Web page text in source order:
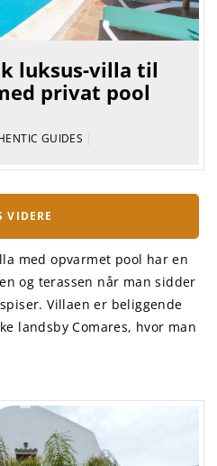
luksus-villa til
privat pool
GUIDES |
VIDERE
med opvarmet pool har en
og terassen når man sidder
Villaen er beliggende
landsby Comares, hvor man